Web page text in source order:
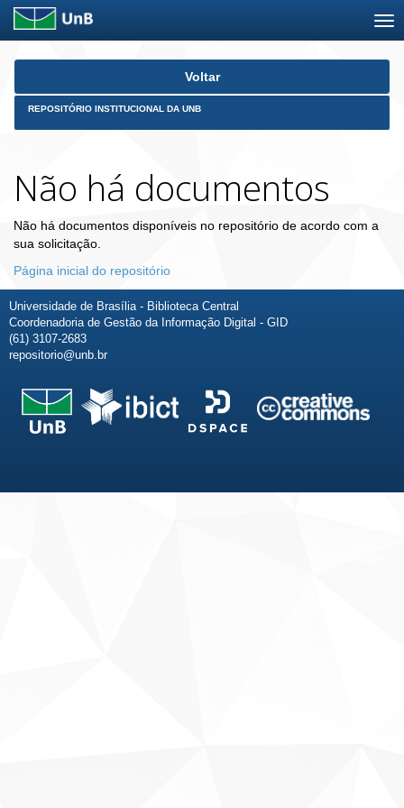
Skip
Voltar
REPOSITÓRIO INSTITUCIONAL DA UNB
Não há documentos
Não há documentos disponíveis no repositório de acordo com a
sua solicitação.
Página inicial do repositório
Universidade de Brasília - Biblioteca Central
Coordenadoria de Gestão da Informação Digital - GID
(61) 3107-2683
repositorio@unb.br